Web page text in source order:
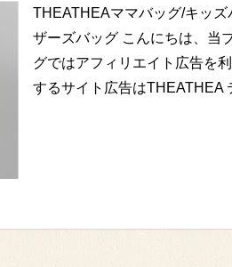
THEATHEAママバッグ/キッ
ザーズバッグ こんにちは、当
グではアフィリエイト広告を
するサイト広告はTHEATHEA